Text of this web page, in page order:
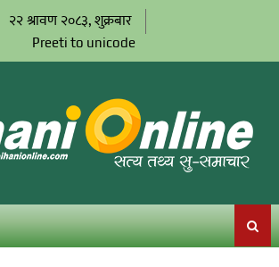
२२ श्रावण २०८३, शुक्रबार
Preeti to unicode